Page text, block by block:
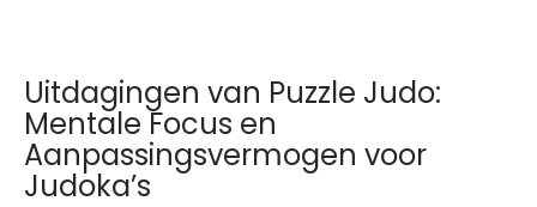
Uitdagingen van Puzzle Judo:
Mentale Focus en
Aanpassingsvermogen voor
Judoka’s